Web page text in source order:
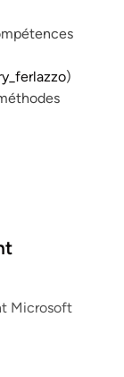
)
Microsoft